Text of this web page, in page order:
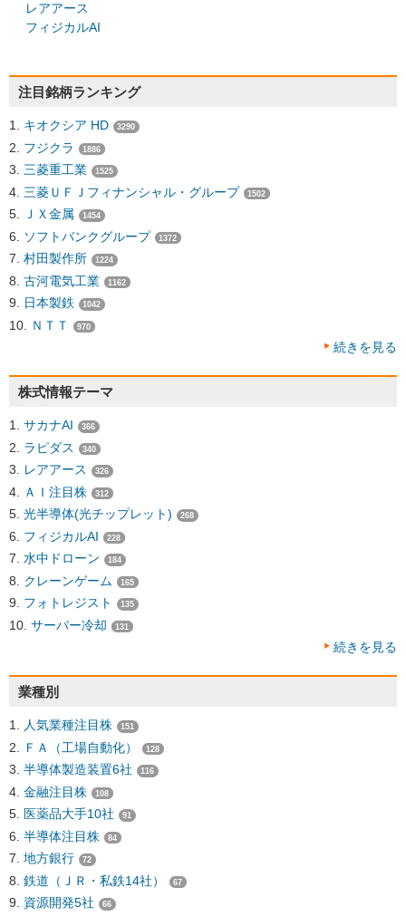
レアアース
フィジカルAI
注目銘柄ランキング
キオクシア HD 3290
フジクラ 1886
三菱重工業 1525
三菱ＵＦＪフィナンシャル・グループ 1502
ＪＸ金属 1454
ソフトバンクグループ 1372
村田製作所 1224
古河電気工業 1162
日本製鉄 1042
ＮＴＴ 970
続きを見る
株式情報テーマ
サカナAI 366
ラピダス 340
レアアース 326
ＡＩ注目株 312
光半導体(光チップレット) 268
フィジカルAI 228
水中ドローン 184
クレーンゲーム 165
フォトレジスト 135
サーバー冷却 131
続きを見る
業種別
人気業種注目株 151
ＦＡ（工場自動化） 128
半導体製造装置6社 116
金融注目株 108
医薬品大手10社 91
半導体注目株 84
地方銀行 72
鉄道（ＪＲ・私鉄14社） 67
資源開発5社 66